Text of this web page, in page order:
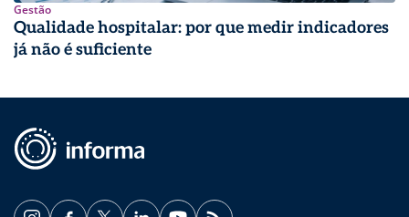
Gestão
Qualidade hospitalar: por que medir indicadores
já não é suficiente